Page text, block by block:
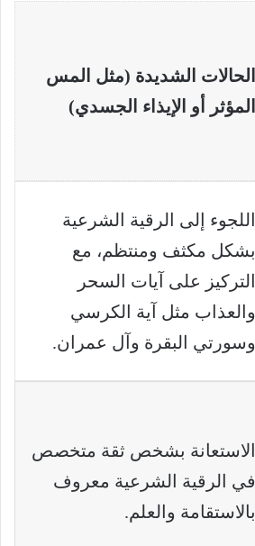
الحالات الشديدة (مثل المس
المؤثر أو الإيذاء الجسدي)
اللجوء إلى الرقية الشرعية
بشكل مكثف ومنتظم، مع
التركيز على آيات السحر
والعذاب مثل آية الكرسي
وسورتي البقرة وآل عمران.
الاستعانة بشخص ثقة متخصص
في الرقية الشرعية معروف
بالاستقامة والعلم.